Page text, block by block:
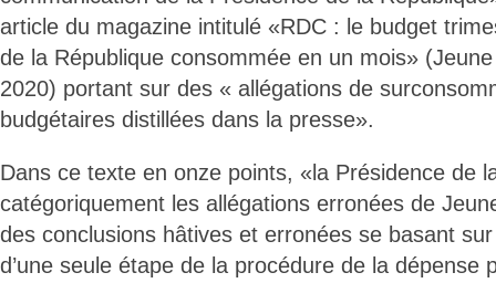
article du magazine intitulé «RDC : le budget
de la République consommée en un mois»
2020) portant sur des « allégations de
budgétaires distillées dans la presse».
Dans ce texte en onze points, «la Présidence de
catégoriquement les allégations erronées de
des conclusions hâtives et erronées se basant
d’une seule étape de la procédure de la dépense